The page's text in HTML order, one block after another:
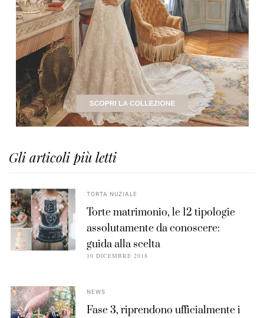
Gli articoli più letti
TORTA NUZIALE
Torte matrimonio, le 12 tipologie
assolutamente da conoscere:
guida alla scelta
10 DICEMBRE 2018
NEWS
Fase 3, riprendono ufficialmente i